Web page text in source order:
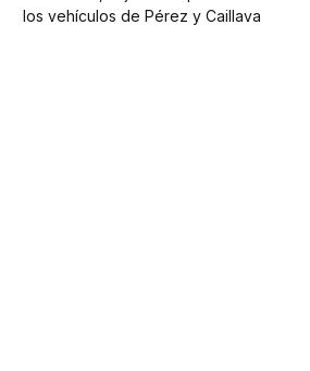
los vehículos de Pérez y Caillava